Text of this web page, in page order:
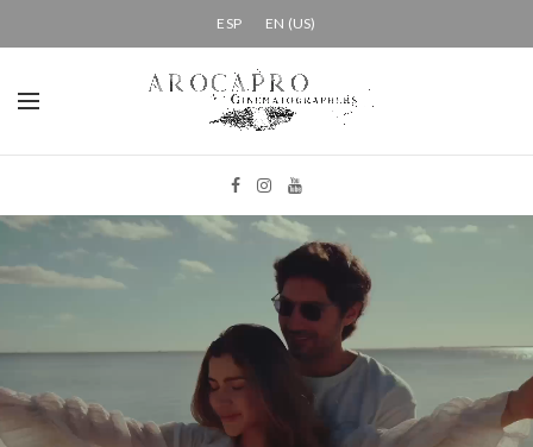
ESP EN (US)